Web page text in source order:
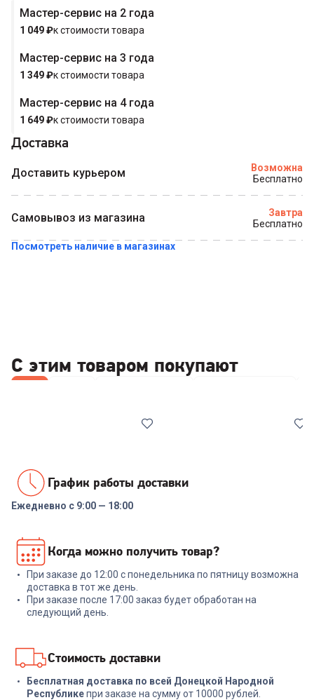
Купить в 1 клик
Мастер-сервис на 2 года
1 049₽к стоимости товара
Мастер-сервис на 3 года
1 349₽к стоимости товара
Мастер-сервис на 4 года
1 649₽к стоимости товара
Доставка
Доставить курьером
Возможна
Бесплатно
Самовывоз из магазина
Завтра
Бесплатно
Посмотреть наличие в магазинах
С этим товаром покупают
Набор ножей RONDELL RD-
1130 Urban Ultimate Набор из
5 ножей с подст.
+ 329 бонусов
10 999₽
NADOBA ANEZKA 7 пр
8 999₽
График работы доставки
Ежедневно с 9:00 — 18:00
Когда можно получить товар?
При заказе до 12:00 с понедельника по пятницу возможна
доставка в тот же день.
При заказе после 17:00 заказ будет обработан на
следующий день.
Стоимость доставки
Бесплатная доставка по всей Донецкой Народной
Республикепри заказе на сумму от 10000 рублей.